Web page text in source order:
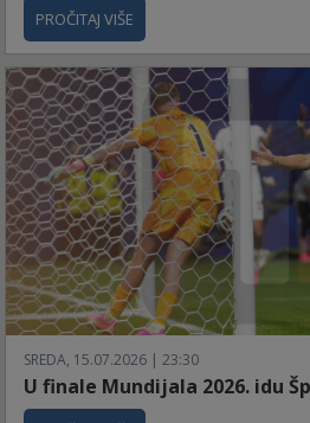
PROČITAJ VIŠE
SREDA, 15.07.2026 | 23:30
U finale Mundijala 2026. idu